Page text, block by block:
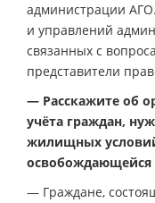
администрации
и управлений
связанных с
представители
— Расскажите об
учёта граждан,
жилищных
— Граждане,